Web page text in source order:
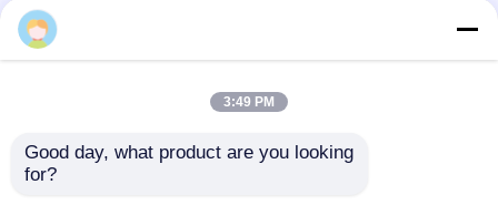
3:49 PM
Good day, what product are you looking
for?